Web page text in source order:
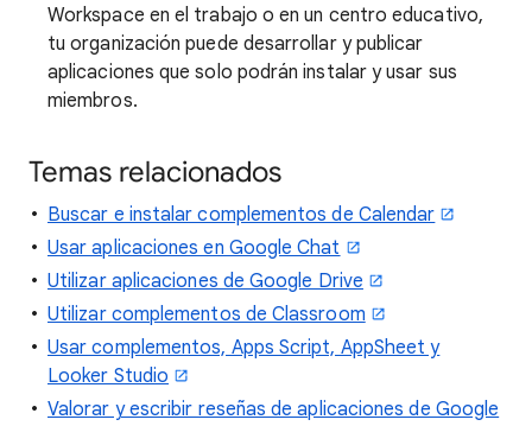
Workspace en el trabajo o en un centro educativo,
tu organización puede desarrollar y publicar
aplicaciones que solo podrán instalar y usar sus
miembros.
Temas relacionados
Buscar e instalar complementos de Calendar
Usar aplicaciones en Google Chat
Utilizar aplicaciones de Google Drive
Utilizar complementos de Classroom
Usar complementos, Apps Script, AppSheet y
Looker Studio
Valorar y escribir reseñas de aplicaciones de Google